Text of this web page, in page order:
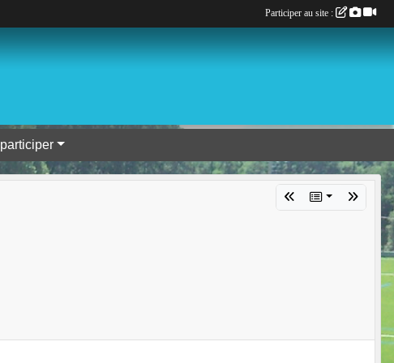
participer
Participer au site :